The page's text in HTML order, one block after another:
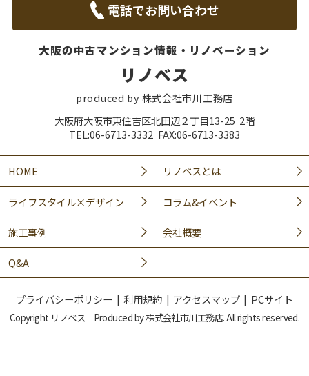
電話でお問い合わせ
大阪の中古マンション情報・リノベーション
リノベス
produced by 株式会社市川工務店
大阪府大阪市東住吉区北田辺２丁目13-25 2階
TEL:06-6713-3332 FAX:06-6713-3383
HOME リノベスとは
ライフスタイル×デザイン コラム&イベント
施工事例 会社概要
Q&A
プライバシーポリシー 利用規約 アクセスマップ PCサイト
Copyright リノベス Produced by 株式会社市川工務店. All rights reserved.